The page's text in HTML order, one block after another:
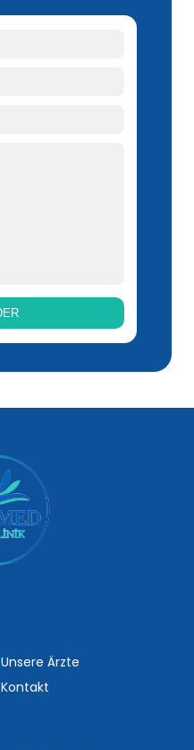
Unsere Ärzte
Kontakt